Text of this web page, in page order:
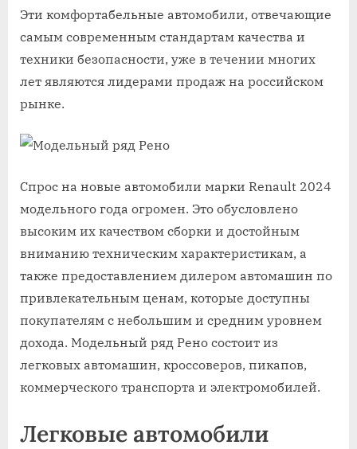
Эти комфортабельные автомобили, отвечающие
самым современным стандартам качества и
техники безопасности, уже в течении многих
лет являются лидерами продаж на российском
рынке.
Спрос на новые автомобили марки Renault 2024
модельного года огромен. Это обусловлено
высоким их качеством сборки и достойным
вниманию техническим характеристикам, а
также предоставлением дилером автомашин по
привлекательным ценам, которые доступны
покупателям с небольшим и средним уровнем
дохода. Модельный ряд Рено состоит из
легковых автомашин, кроссоверов, пикапов,
коммерческого транспорта и электромобилей.
Легковые автомобили